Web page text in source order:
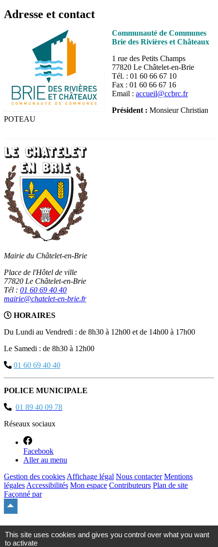
Adresse et contact
Communauté de Communes
Brie des Rivières et Châteaux
1 rue des Petits Champs
77820 Le Châtelet-en-Brie
Tél. : 01 60 66 67 10
Fax : 01 60 66 67 16
Email : accueil@ccbrc.fr
Président : Monsieur Christian
POTEAU
Mairie du Châtelet-en-Brie
Place de l'Hôtel de ville
77820 Le Châtelet-en-Brie
Tél : 01 60 69 40 40
mairie@chatelet-en-brie.fr
HORAIRES
Du Lundi au Vendredi : de 8h30 à 12h00 et de 14h00 à 17h00
Le Samedi : de 8h30 à 12h00
01 60 69 40 40
POLICE MUNICIPALE
01 89 40 09 78
Réseaux sociaux
Facebook
Aller au menu
Gestion des cookies Affichage légal Nous contacter Mentions
légales Accessibilités Mon espace Contributeurs Plan de site
Façonné par
site
This site uses cookies and gives you control over what you want
to activate